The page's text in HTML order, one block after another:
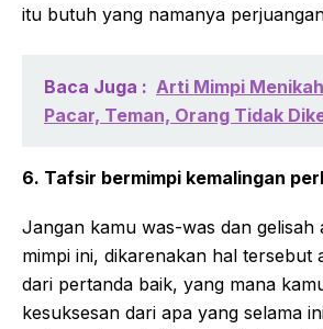
itu butuh yang namanya
Baca Juga : Arti Mimpi
Pacar, Teman, Orang Tidak
6. Tafsir bermimpi kemalingan
Jangan kamu was-was dan gelisah
mimpi ini, dikarenakan hal tersebut
dari pertanda baik, yang mana
kesuksesan dari apa yang selama